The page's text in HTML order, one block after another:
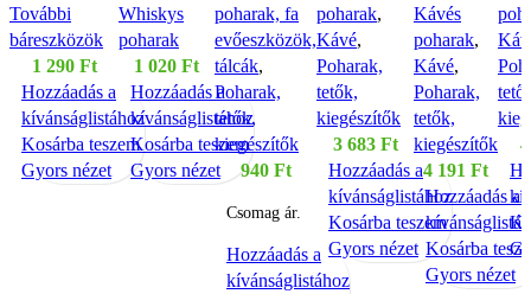
További
báreszközök
1 290 Ft
Hozzáadás a
kívánságlistához
Kosárba teszem
Gyors nézet
Whiskys
poharak
1 020 Ft
Hozzáadás a
kívánságlistához
Kosárba teszem
Gyors nézet
poharak, fa
evőeszközök,
tálcák,
Poharak,
tetők,
kiegészítők
940 Ft
Csomag ár.
Hozzáadás a
kívánságlistához
poharak,
Kávé,
Poharak,
tetők,
kiegészítők
3 683 Ft
Hozzáadás a
kívánságlistához
Kosárba teszem
Gyors nézet
Kávés
poharak,
Kávé,
Poharak,
tetők,
kiegészítők
4 191 Ft
Hozzáadás a
Kosárba
Gyors nézet